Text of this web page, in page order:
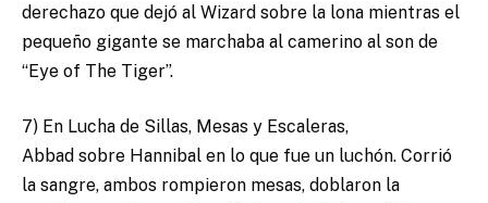
derechazo que dejó al Wizard sobre la lona mientras el
pequeño gigante se marchaba al camerino al son de
“Eye of The Tiger”.
7) En Lucha de Sillas, Mesas y Escaleras,
Abbad sobre Hannibal en lo que fue un luchón. Corrió
la sangre, ambos rompieron mesas, doblaron la